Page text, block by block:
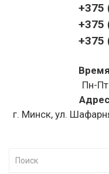
+375
+375
+375
Пн-
г. Минск, ул.